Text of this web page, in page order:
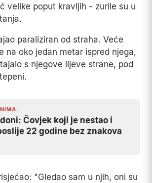
velike poput kravljih - zurile su u
paraliziran od straha. Veće
na oko jedan metar ispred njega,
s njegove lijeve strane, pod
Čovjek koji je nestao i
22 godine bez znakova
"Gledao sam u njih, oni su